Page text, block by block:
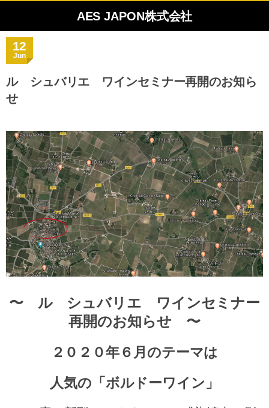
AES JAPON株式会社
12
Jun
ル シュバリエ ワインセミナー再開のお知ら
せ
〜 ル シュバリエ ワインセミナー
再開のお知らせ 〜
２０２０年６月のテーマは
人気の「ボルドーワイン」